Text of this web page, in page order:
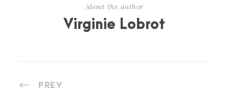
About the author
Virginie Lobrot
PREV